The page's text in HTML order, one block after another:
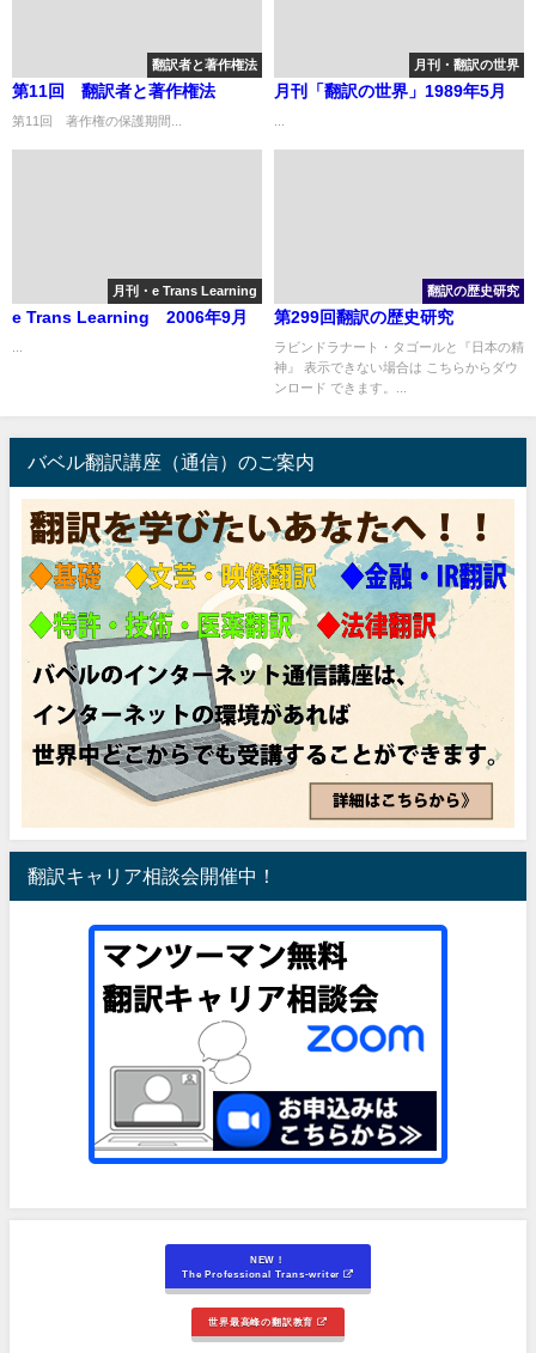
翻訳者と著作権法
第11回 翻訳者と著作権法
第11回 著作権の保護期間...
月刊・翻訳の世界
月刊「翻訳の世界」1989年5月
月刊・e Trans Learning
e Trans Learning 2006年9月
翻訳の歴史研究
第299回翻訳の歴史研究
ラビンドラナート・タゴールと『日本の精
神』 表示できない場合は こちらからダウ
ンロード できます。...
バベル翻訳講座（通信）のご案内
翻訳キャリア相談会開催中！
NEW！
The Professional Trans-writer
世界最高峰の翻訳教育